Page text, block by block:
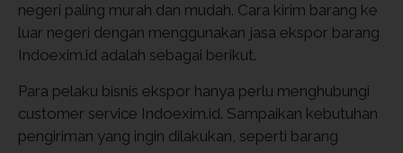
negeri paling murah dan mudah. Cara kirim barang ke
luar negeri dengan menggunakan jasa ekspor barang
Indoexim.id adalah sebagai berikut.
Para pelaku bisnis ekspor hanya perlu menghubungi
customer service Indoexim.id. Sampaikan kebutuhan
pengiriman yang ingin dilakukan, seperti barang